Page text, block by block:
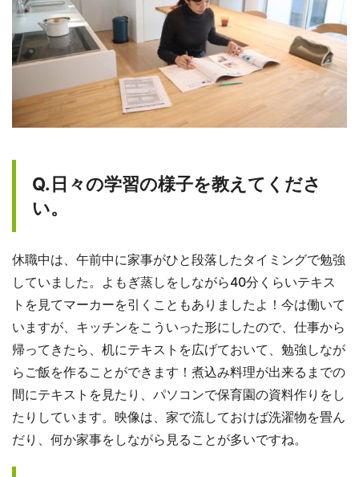
Q.日々の学習の様子を教えてくださ
い。
休職中は、午前中に家事がひと段落したタイミングで勉強
していました。よもぎ蒸しをしながら40分くらいテキス
トを見てマーカーを引くこともありましたよ！今は働いて
いますが、キッチンをこういった形にしたので、仕事から
帰ってきたら、机にテキストを広げておいて、勉強しなが
らご飯を作ることができます！煮込み料理が出来るまでの
間にテキストを見たり、パソコンで保育園の資料作りをし
たりしています。映像は、家で流しておけば洗濯物を畳ん
だり、何か家事をしながら見ることが多いですね。